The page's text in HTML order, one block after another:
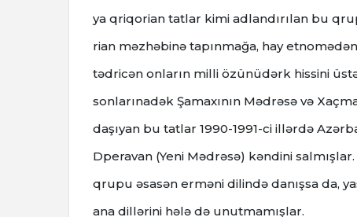
ya qriqorian tatlar kimi adlandırılan bu
rian məzhəbinə tapınmağa, hay
tədricən onların milli özünüdərk hissini
sonlarınadək Şamaxının Mədrəsə və
daşıyan bu tatlar 1990-1991-ci illərdə
Dperavan (Yeni Mədrəsə) kəndini
qrupu əsasən erməni dilində danışsa da,
ana dillərini hələ də unutmamışlar.